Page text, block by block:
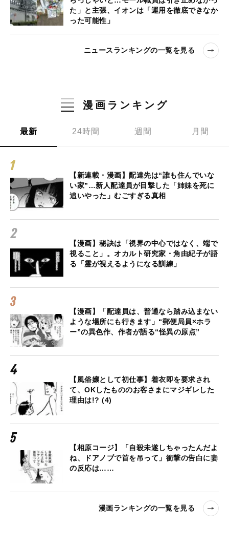
た」と主張、イオンは「運用を徹底できなか
った可能性」
ニュースランキングの一覧を見る
漫画ランキング
最新 24時間 週間 月間
【新連載・漫画】配達先は“誰も住んでいな
い家”…新人配達員が目撃した「姉妹を死に
追いやった」むごすぎる真相
【漫画】秘訣は「視界の中心ではなく、端で
視ること」。オカルト研究家・角由紀子が語
る「霊が視えるようになる訓練」
【漫画】「配達員は、普通なら踏み込まない
ような場所にも行きます」“郵便局員×ホラ
ー”の異色作、作者が語る“怪異の原点”
【風俗嬢として初仕事】着衣即を要求され
て、OKしたもののお客さまにマジギレした
理由は!? (4)
【相原コージ】「自殺未遂しちゃったんだよ
ね、ドアノブで首を吊って」衝撃の告白に妻
の反応は……
漫画ランキングの一覧を見る